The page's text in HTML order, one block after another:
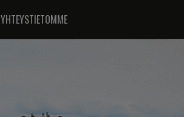
YHTEYSTIETOMME